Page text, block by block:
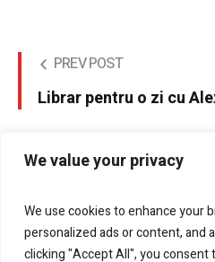
We value your privacy
We use cookies to enhance your
personalized ads or content, and
clicking "Accept All", you consent
PREV POST
Librar pentru o zi cu